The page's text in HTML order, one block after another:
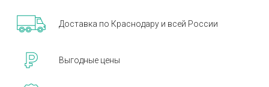
Доставка по Краснодару и всей России
Выгодные цены